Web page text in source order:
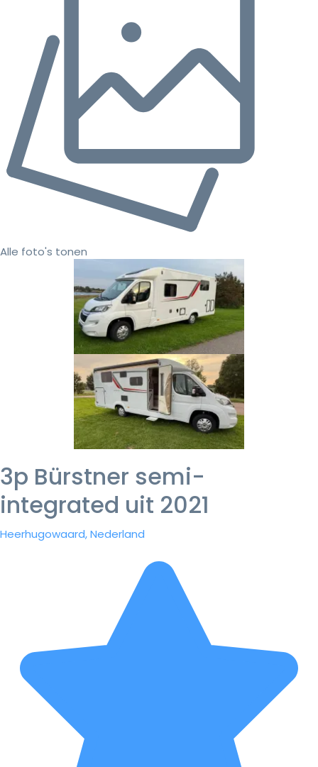
Alle foto's tonen
3p Bürstner semi-
integrated uit 2021
Heerhugowaard, Nederland